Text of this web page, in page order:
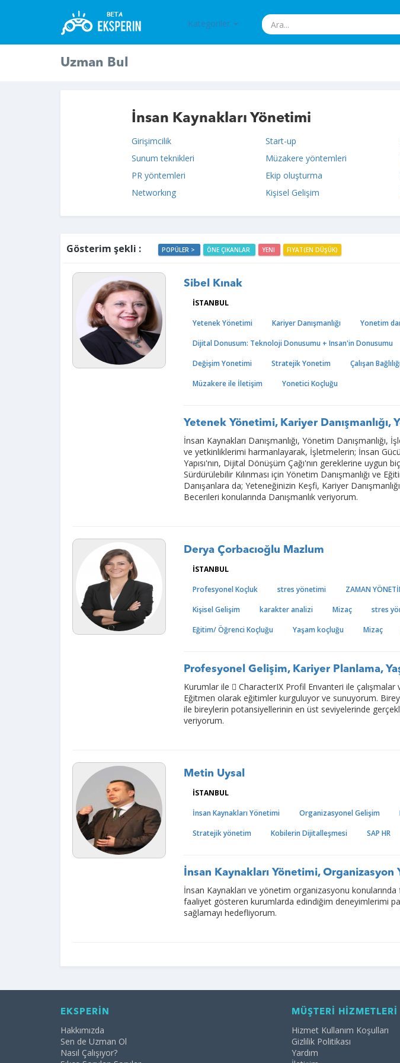
Kategoriler
Uzman Bul
İnsan Kaynakları Yönetimi
Girişimcilik Start-up
Sunum teknikleri
Müzakere yöntemleri
PR yöntemleri
Ekip oluşturma
Networkıng
Kişisel Gelişim
Gösterim şekli : POPÜLER > ÖNE ÇIKANLAR YENI FIYAT(EN DÜŞÜK)
Sibel Kınak
İSTANBUL
Yetenek Yönetimi
Kariyer Danışmanlığı
Yonetim
Dijital Donusum: Teknoloji Donusumu + Insan'in Donusumu
Değişim Yonetimi
Stratejik Yonetim Çalışan
Müzakere ile İletişim
Yonetici Koçluğu
Yetenek Yönetimi, Kariyer Danışmanlığı,
İnsan Kaynakları Danışmanlığı, Yönetim
ve yetkinliklerimi harmanlayarak, İşletmelerin; İnsan
Yapısı'nın, Dijital Dönüşüm Çağı'nın gereklerine uygun
Sürdürülebilir Kılınması için Yönetim Danışmanlığı ve
Danışanlara da; Yeteneğinizin Keşfi, Kariyer
Becerileri konularında Danışmanlık veriyorum.
Derya Çorbacıoğlu Mazlum
İSTANBUL
Profesyonel Koçluk
stres yönetimi ZAMAN
Kişisel Gelişim
karakter analizi Mizaç stres
Eğitim/ Öğrenci Koçluğu
Yaşam koçluğu Mizaç
Profesyonel Gelişim, Kariyer Planlama,
Kurumlar ile  CharacterIX Profil Envanteri ile
Eğitmen olarak eğitimler kurguluyor ve sunuyorum.
ile bireylerin potansiyellerinin en üst seviyelerinde
veriyorum.
Metin Uysal
İSTANBUL
İnsan Kaynakları Yönetimi
Organizasyonel Gelişim
Stratejik yönetim
Kobilerin Dijitalleşmesi SAP HR
İnsan Kaynakları Yönetimi,
İnsan Kaynakları ve yönetim organizasyonu
faaliyet gösteren kurumlarda edindiğim deneyimlerimi
sağlamayı hedefliyorum.
EKSPERİN
Hakkımızda
Sen de Uzman Ol
Nasıl Çalışıyor?
MÜŞTERİ HİZMETLERİ
Hizmet Kullanım Koşulları
Gizlilik Politikası
Yardım